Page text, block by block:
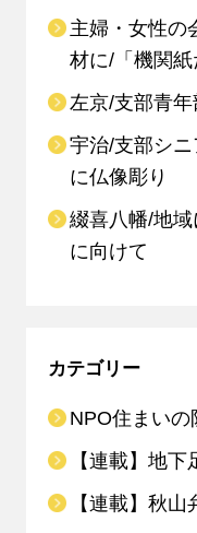
主婦・女性の
材に/「機関紙
左京/支部青
宇治/支部シ
に仏像彫り
綴喜八幡/地
に向けて
カテゴリー
NPO住まいの
【連載】地
【連載】秋